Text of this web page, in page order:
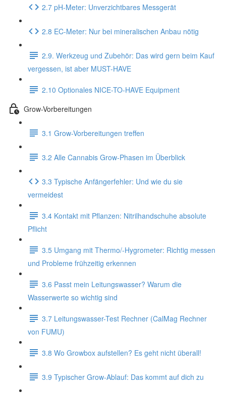
2.7 pH-Meter: Unverzichtbares Messgerät
2.8 EC-Meter: Nur bei mineralischen Anbau nötig
2.9. Werkzeug und Zubehör: Das wird gern beim Kauf
vergessen, ist aber MUST-HAVE
2.10 Optionales NICE-TO-HAVE Equipment
Grow-Vorbereitungen
3.1 Grow-Vorbereitungen treffen
3.2 Alle Cannabis Grow-Phasen im Überblick
3.3 Typische Anfängerfehler: Und wie du sie
vermeidest
3.4 Kontakt mit Pflanzen: Nitrilhandschuhe absolute
Pflicht
3.5 Umgang mit Thermo/-Hygrometer: Richtig messen
und Probleme frühzeitig erkennen
3.6 Passt mein Leitungswasser? Warum die
Wasserwerte so wichtig sind
3.7 Leitungswasser-Test Rechner (CalMag Rechner
von FUMU)
3.8 Wo Growbox aufstellen? Es geht nicht überall!
3.9 Typischer Grow-Ablauf: Das kommt auf dich zu